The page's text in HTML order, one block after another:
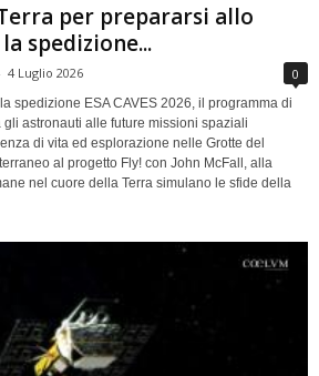
per prepararsi allo
spedizione...
4 Luglio 2026 0
spedizione ESA CAVES 2026, il programma di
astronauti alle future missioni spaziali
di vita ed esplorazione nelle Grotte del
al progetto Fly! con John McFall, alla
nel cuore della Terra simulano le sfide della